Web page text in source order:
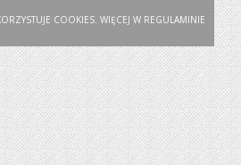
COOKIES. WIĘCEJ W REGULAMINIE